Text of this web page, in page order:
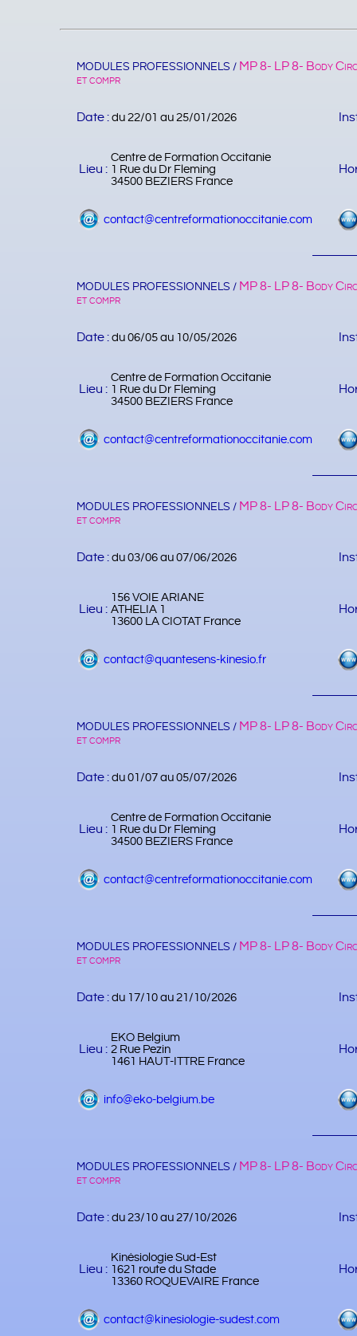
MODULES PROFESSIONNELS / MP 8- LP 8- Body
et compr
Date : du 22/01 au 25/01/2026
Lieu :
Centre de Formation Occitanie
1 Rue du Dr Fleming
34500 BEZIERS France
contact@centreformationoccitanie.com
MODULES PROFESSIONNELS / MP 8- LP 8- Body
et compr
Date : du 06/05 au 10/05/2026
Lieu :
Centre de Formation Occitanie
1 Rue du Dr Fleming
34500 BEZIERS France
contact@centreformationoccitanie.com
MODULES PROFESSIONNELS / MP 8- LP 8- Body
et compr
Date : du 03/06 au 07/06/2026
Lieu :
156 VOIE ARIANE
ATHELIA 1
13600 LA CIOTAT France
contact@quantesens-kinesio.fr
MODULES PROFESSIONNELS / MP 8- LP 8- Body
et compr
Date : du 01/07 au 05/07/2026
Lieu :
Centre de Formation Occitanie
1 Rue du Dr Fleming
34500 BEZIERS France
contact@centreformationoccitanie.com
MODULES PROFESSIONNELS / MP 8- LP 8- Body
et compr
Date : du 17/10 au 21/10/2026
Lieu :
EKO Belgium
2 Rue Pezin
1461 HAUT-ITTRE France
info@eko-belgium.be
MODULES PROFESSIONNELS / MP 8- LP 8- Body
et compr
Date : du 23/10 au 27/10/2026
Lieu :
Kinésiologie Sud-Est
1621 route du Stade
13360 ROQUEVAIRE France
contact@kinesiologie-sudest.com